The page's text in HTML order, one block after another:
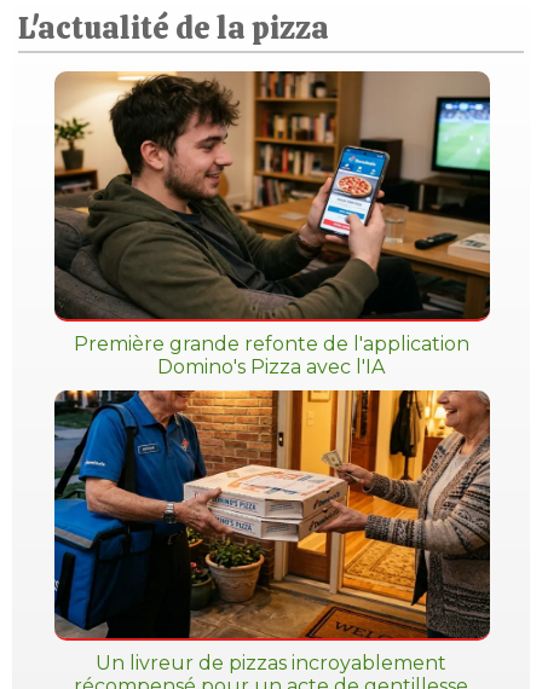
L'actualité de la pizza
Première grande refonte de l'application
Domino's Pizza avec l'IA
Un livreur de pizzas incroyablement